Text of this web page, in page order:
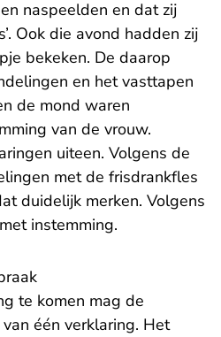
naspeelden en dat zij
Ook die avond hadden zij
bekeken. De daarop
en het vasttapen
de mond waren
van de vrouw.
uiteen. Volgens de
met de frisdrankfles
duidelijk merken. Volgens
instemming.
te komen mag de
één verklaring. Het